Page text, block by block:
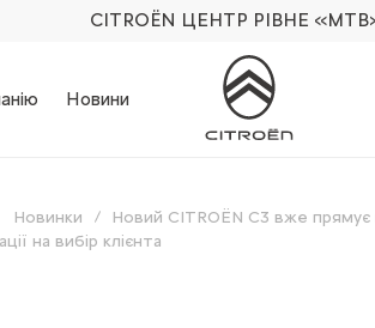
CITROËN ЦЕНТР РІВНЕ
Новини
Новинки
Новий CITROЁN C3 вже прямує
на вибір клієнта